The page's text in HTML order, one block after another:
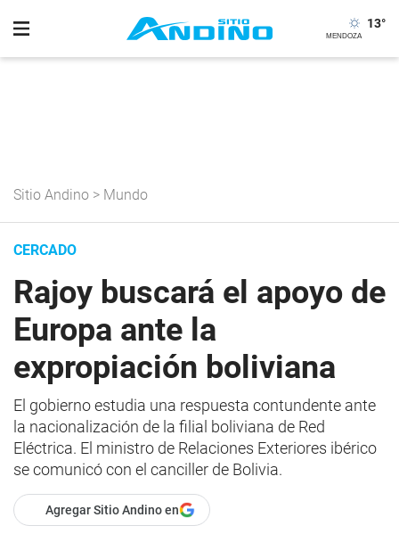
13°
Sitio Andino > Mundo
CERCADO
Rajoy buscará el apoyo de
Europa ante la
expropiación boliviana
El gobierno estudia una respuesta contundente ante
la nacionalización de la filial boliviana de Red
Eléctrica. El ministro de Relaciones Exteriores ibérico
se comunicó con el canciller de Bolivia.
Agregar Sitio Andino en